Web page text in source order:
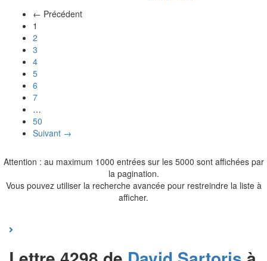
← Précédent
1
2
3
4
5
6
7
…
50
Suivant →
Attention : au maximum 1000 entrées sur les 5000 sont affichées par
la pagination.
Vous pouvez utiliser la recherche avancée pour restreindre la liste à
afficher.